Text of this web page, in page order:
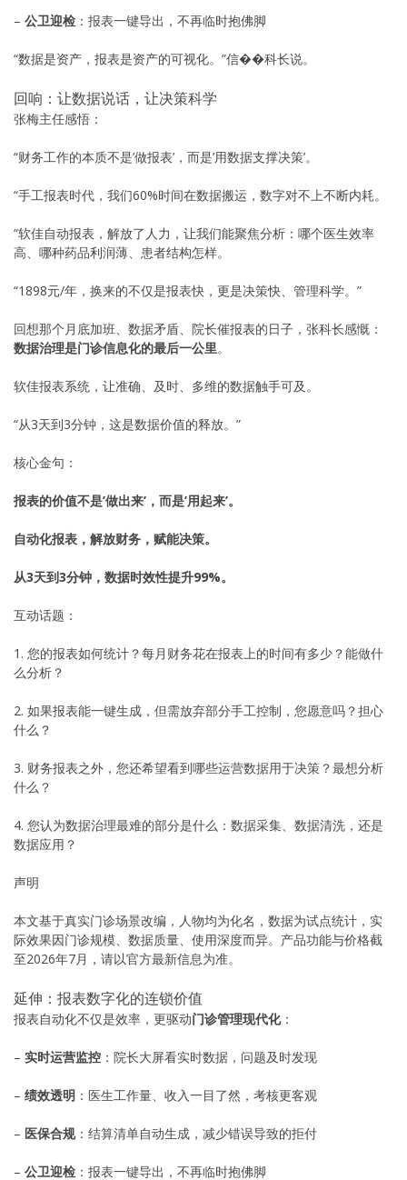
– 公卫迎检 ：报表一键导出，不再临时抱佛脚
“数据是资产，报表是资产的可视化。”信��科长说。
回响：让数据说话，让决策科学
张梅主任感悟：
“财务工作的本质不是’做报表’，而是’用数据支撑决策’。
“手工报表时代，我们60%时间在数据搬运，数字对不上不断内耗。
“软佳自动报表，解放了人力，让我们能聚焦分析：哪个医生效率
高、哪种药品利润薄、患者结构怎样。
“1898元/年，换来的不仅是报表快，更是决策快、管理科学。”
回想那个月底加班、数据矛盾、院长催报表的日子，张科长感慨：
数据治理是门诊信息化的最后一公里。
软佳报表系统，让准确、及时、多维的数据触手可及。
“从3天到3分钟，这是数据价值的释放。”
核心金句：
报表的价值不是’做出来’，而是’用起来’。
自动化报表，解放财务，赋能决策。
从3天到3分钟，数据时效性提升99%。
互动话题：
1. 您的报表如何统计？每月财务花在报表上的时间有多少？能做什
么分析？
2. 如果报表能一键生成，但需放弃部分手工控制，您愿意吗？担心
什么？
3. 财务报表之外，您还希望看到哪些运营数据用于决策？最想分析
什么？
4. 您认为数据治理最难的部分是什么：数据采集、数据清洗，还是
数据应用？
声明
本文基于真实门诊场景改编，人物均为化名，数据为试点统计，实
际效果因门诊规模、数据质量、使用深度而异。产品功能与价格截
至2026年7月，请以官方最新信息为准。
延伸：报表数字化的连锁价值
报表自动化不仅是效率，更驱动门诊管理现代化：
– 实时运营监控 ：院长大屏看实时数据，问题及时发现
– 绩效透明 ：医生工作量、收入一目了然，考核更客观
– 医保合规：结算清单自动生成，减少错误导致的拒付
– 公卫迎检 ：报表一键导出，不再临时抱佛脚